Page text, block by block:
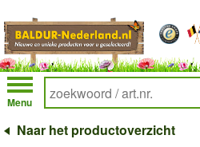
Menu
Naar het productoverzicht